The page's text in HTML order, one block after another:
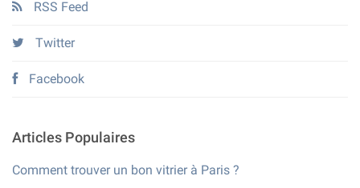
RSS Feed
Twitter
Facebook
Articles Populaires
Comment trouver un bon vitrier à Paris ?